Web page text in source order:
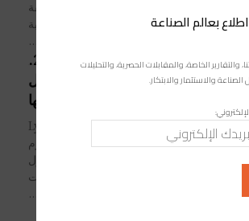
خلال شهر يناير المقبل بمنطقة
الأنشطة “Tétouan Shore”، على مقربة
الدخول الدراسي 2021/22.
مؤسسة التميز LYMED تستقبل
أول دفعة من تلامذتها
افتتَحت مؤسسة Lycée
Méditerranéen " LYMED " أبوابها يوم
الثلاثاء 31 غشت المنصرم لاستقبال أول
دفعة من تلاميذها في شعبة الرياضيات
والفيزياء والعلوم الهندسية...
بعالم الصناعة
والتقارير الخاصة، والمقابلات الحصرية، والتحليلات
والاستثمار والابتكار.